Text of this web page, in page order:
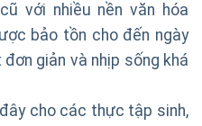
với nhiều nền văn hóa
bảo tồn cho đến ngày
giản và nhịp sống khá
cho các thực tập sinh,